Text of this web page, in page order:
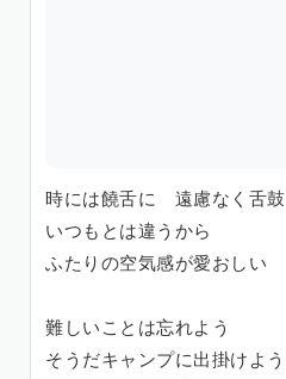
時には饒舌に 遠慮なく舌鼓
いつもとは違うから
ふたりの空気感が愛おしい
難しいことは忘れよう
そうだキャンプに出掛けよう